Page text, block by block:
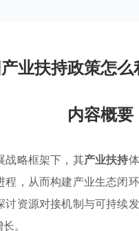
业扶持政策怎么
内容概要
战略框架下，其产业扶持
程，从而构建产业生态闭
资源对接机制与可持续
。